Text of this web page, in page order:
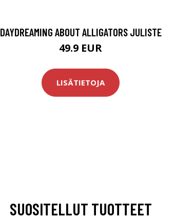
DAYDREAMING ABOUT ALLIGATORS JULISTE
49.9 EUR
LISÄTIETOJA
SUOSITELLUT TUOTTEET